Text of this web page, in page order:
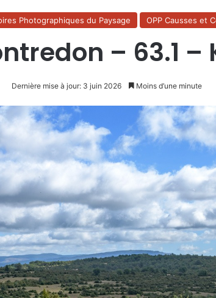
Photographiques du Paysage OPP Causses et
– 63.1 –
Dernière mise à jour: 3 juin 2026 Moins d’une minute